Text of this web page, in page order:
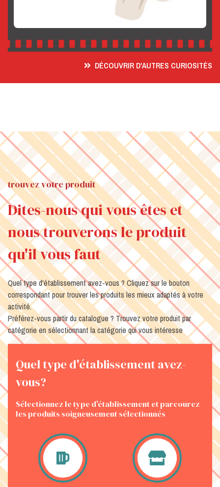
DÉCOUVRIR D'AUTRES CURIOSITÉS
trouvez votre produit
Dites-nous qui vous êtes et
nous trouverons le produit
qu'il vous faut
Quel type d'établissement avez-vous ? Cliquez sur le bouton
correspondant pour trouver les produits les mieux adaptés à votre
activité.
Préférez-vous partir du catalogue ? Trouvez votre produit par
catégorie en sélectionnant la catégorie qui vous intéresse
Quel type d'établissement avez-
vous?
Sélectionnez le type d'établissement et parcourez
les produits soigneusement sélectionnés